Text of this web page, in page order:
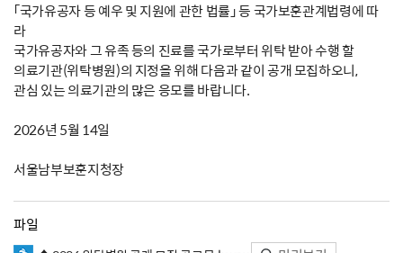
「국가유공자 등 예우 및 지원에 관한 법률」 등 국가보훈관계법령에 따
라
국가유공자와 그 유족 등의 진료를 국가로부터 위탁 받아 수행 할
의료기관(위탁병원)의 지정을 위해 다음과 같이 공개 모집하오니,
관심 있는 의료기관의 많은 응모를 바랍니다.
2026년 5월 14일
서울남부보훈지청장
파일